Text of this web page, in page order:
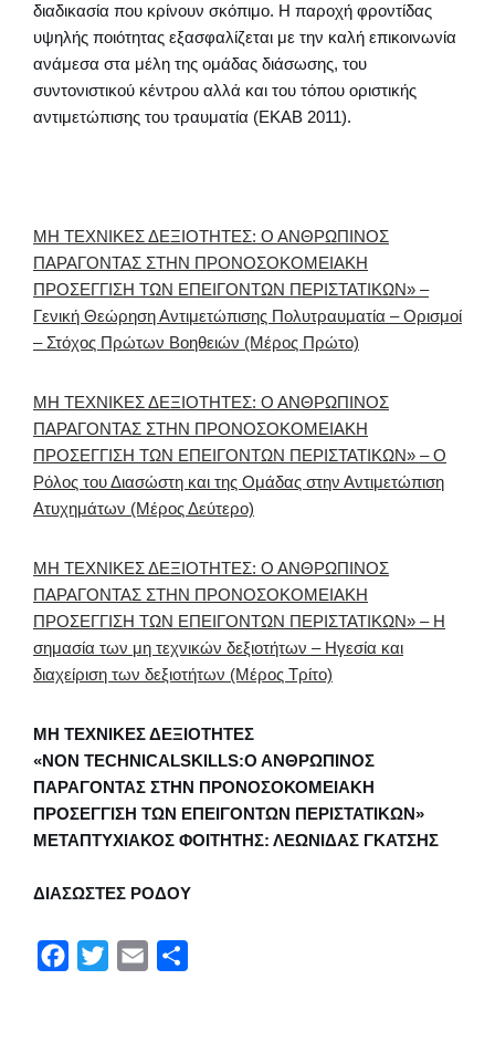
διαδικασία που κρίνουν σκόπιμο. Η παροχή φροντίδας
υψηλής ποιότητας εξασφαλίζεται με την καλή επικοινωνία
ανάμεσα στα μέλη της ομάδας διάσωσης, του
συντονιστικού κέντρου αλλά και του τόπου οριστικής
αντιμετώπισης του τραυματία (ΕΚΑΒ 2011).
ΜΗ ΤΕΧΝΙΚΕΣ ΔΕΞΙΟΤΗΤΕΣ: Ο ΑΝΘΡΩΠΙΝΟΣ
ΠΑΡΑΓΟΝΤΑΣ ΣΤΗΝ ΠΡΟΝΟΣΟΚΟΜΕΙΑΚΗ
ΠΡΟΣΕΓΓΙΣΗ ΤΩΝ ΕΠΕΙΓΟΝΤΩΝ ΠΕΡΙΣΤΑΤΙΚΩΝ» –
Γενική Θεώρηση Αντιμετώπισης Πολυτραυματία – Ορισμοί
– Στόχος Πρώτων Βοηθειών (Μέρος Πρώτο)
ΜΗ ΤΕΧΝΙΚΕΣ ΔΕΞΙΟΤΗΤΕΣ: Ο ΑΝΘΡΩΠΙΝΟΣ
ΠΑΡΑΓΟΝΤΑΣ ΣΤΗΝ ΠΡΟΝΟΣΟΚΟΜΕΙΑΚΗ
ΠΡΟΣΕΓΓΙΣΗ ΤΩΝ ΕΠΕΙΓΟΝΤΩΝ ΠΕΡΙΣΤΑΤΙΚΩΝ» – Ο
Ρόλος του Διασώστη και της Ομάδας στην Αντιμετώπιση
Ατυχημάτων (Μέρος Δεύτερο)
ΜΗ ΤΕΧΝΙΚΕΣ ΔΕΞΙΟΤΗΤΕΣ: Ο ΑΝΘΡΩΠΙΝΟΣ
ΠΑΡΑΓΟΝΤΑΣ ΣΤΗΝ ΠΡΟΝΟΣΟΚΟΜΕΙΑΚΗ
ΠΡΟΣΕΓΓΙΣΗ ΤΩΝ ΕΠΕΙΓΟΝΤΩΝ ΠΕΡΙΣΤΑΤΙΚΩΝ» – Η
σημασία των μη τεχνικών δεξιοτήτων – Ηγεσία και
διαχείριση των δεξιοτήτων (Μέρος Τρίτο)
ΜΗ ΤΕΧΝΙΚΕΣ ΔΕΞΙΟΤΗΤΕΣ
«NON TECHNICALSKILLS:Ο ΑΝΘΡΩΠΙΝΟΣ
ΠΑΡΑΓΟΝΤΑΣ ΣΤΗΝ ΠΡΟΝΟΣΟΚΟΜΕΙΑΚΗ
ΠΡΟΣΕΓΓΙΣΗ ΤΩΝ ΕΠΕΙΓΟΝΤΩΝ ΠΕΡΙΣΤΑΤΙΚΩΝ»
ΜΕΤΑΠΤΥΧΙΑΚΟΣ ΦΟΙΤΗΤΗΣ: ΛΕΩΝΙΔΑΣ ΓΚΑΤΣΗΣ
ΔΙΑΣΩΣΤΕΣ ΡΟΔΟΥ